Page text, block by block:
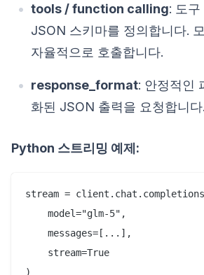
tools / function calling: 도
JSON 스키마를 정의합니다.
자율적으로 호출합니다.
response_format: 안정적인
화된 JSON 출력을 요청합니다.
Python 스트리밍 예제:
stream =
    model="glm-5",
    messages=[...],
    stream=True
)